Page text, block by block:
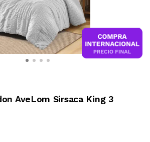
AveLom Sirsaca King 3